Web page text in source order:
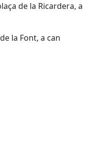
de la Ricardera, a
la Font, a can